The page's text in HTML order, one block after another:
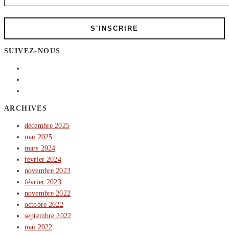
SUIVEZ-NOUS
ARCHIVES
décembre 2025
mai 2025
mars 2024
février 2024
novembre 2023
février 2023
novembre 2022
octobre 2022
septembre 2022
mai 2022